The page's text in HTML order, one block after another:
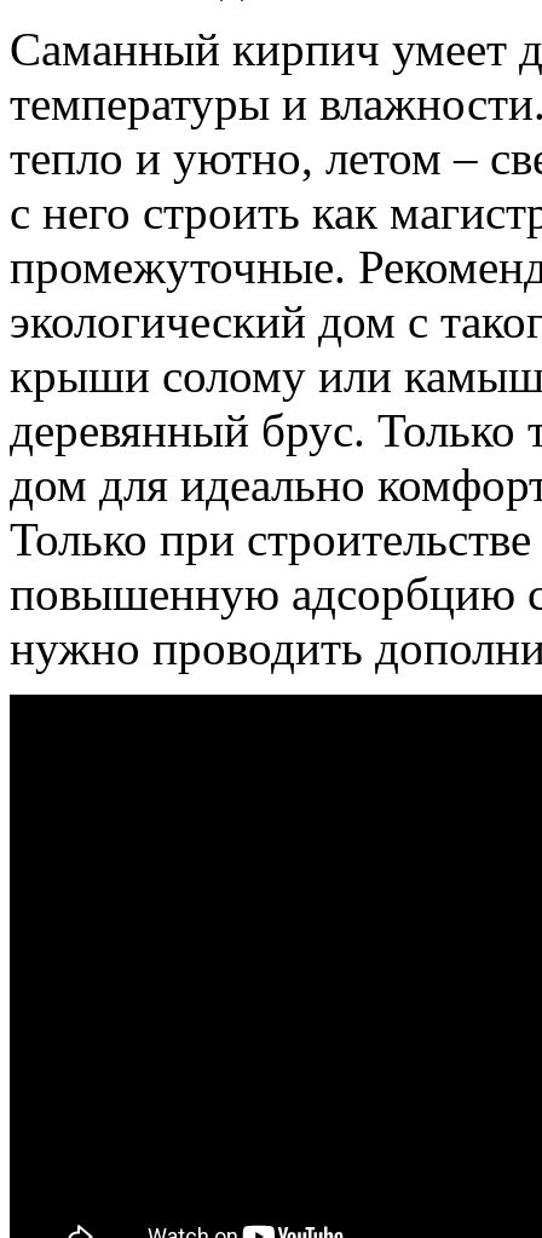
Саманный кирпич умеет
температуры и
тепло и уютно, летом –
с него строить как
промежуточные.
экологический дом с
крыши солому или
деревянный брус. Только
дом для идеально
Только при
повышенную адсорбцию
нужно проводить